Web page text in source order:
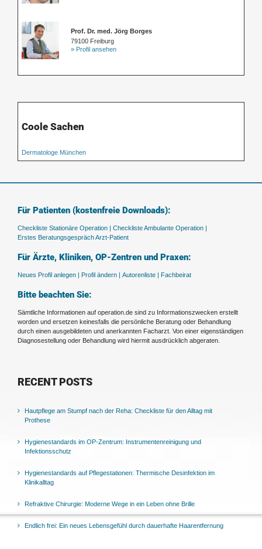
Prof. Dr. med. Jörg Borges
79100 Freiburg
» Profil ansehen
Coole Sachen
Dermatologe München
Für Patienten (kostenfreie Downloads):
Checkliste Stationäre Operation | Checkliste Ambulante Operation |
Erstes Beratungsgespräch Arzt-Patient
Für Ärzte, Kliniken, OP-Zentren und Praxen:
Neues Profil anlegen | Profil ändern | Autorenliste | Fachbeirat
Bitte beachten Sie:
Sämtliche Informationen auf operation.de sind zu Informationszwecken erstellt
worden und ersetzen keinesfalls die persönliche Beratung oder Behandlung
durch einen ausgebildeten und anerkannten Facharzt. Von einer eigenständigen
Diagnosestellung oder Behandlung wird hiermit ausdrücklich abgeraten.
RECENT POSTS
Hautpflege am Stumpf nach der Reha: Checkliste für den Alltag mit
Prothese
Hygienestandards im OP-Zentrum: Instrumentenreinigung und
Infektionsschutz
Hygienestandards auf Pflegestationen: Thermische Desinfektion im
Klinikalltag
Refraktive Chirurgie: Moderne Wege in ein Leben ohne Brille
Endlich frei: Ein neues Lebensgefühl durch dauerhafte Haarentfernung